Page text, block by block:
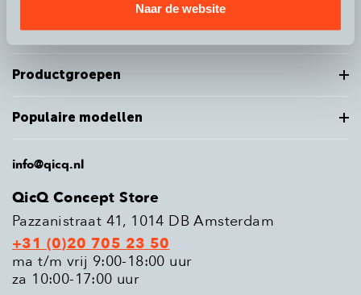
Naar de website
Service
Productgroepen
Populaire modellen
info@qicq.nl
QicQ Concept Store
Pazzanistraat 41, 1014 DB Amsterdam
+31 (0)20 705 23 50
ma t/m vrij 9:00-18:00 uur
za 10:00-17:00 uur